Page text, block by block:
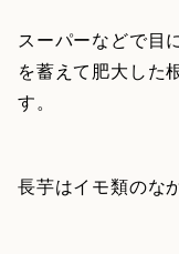
スーパーなどで目
を蓄えて肥大した
す。
長芋はイモ類のな